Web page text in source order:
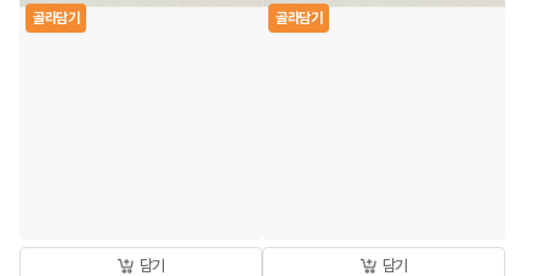
골라담기
담기
골라담기
담기